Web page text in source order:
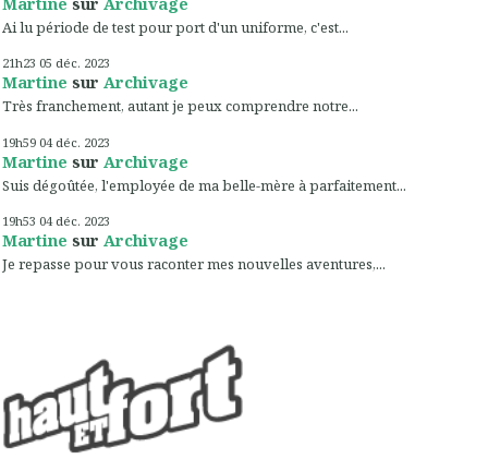
Ai lu période de test pour port d'un uniforme, c'est...
21h23 05 déc. 2023
Martine sur Archivage
Très franchement, autant je peux comprendre notre...
19h59 04 déc. 2023
Martine sur Archivage
Suis dégoûtée, l'employée de ma belle-mère à parfaitement...
19h53 04 déc. 2023
Martine sur Archivage
Je repasse pour vous raconter mes nouvelles aventures,...